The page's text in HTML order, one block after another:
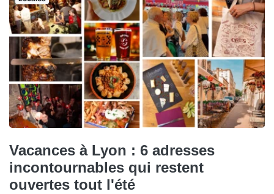
Vacances à Lyon : 6 adresses
incontournables qui restent
ouvertes tout l'été